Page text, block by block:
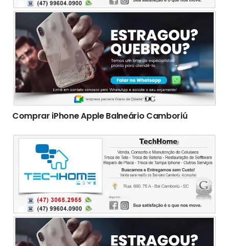
Comprar iPhone Apple Balneário Camboriú